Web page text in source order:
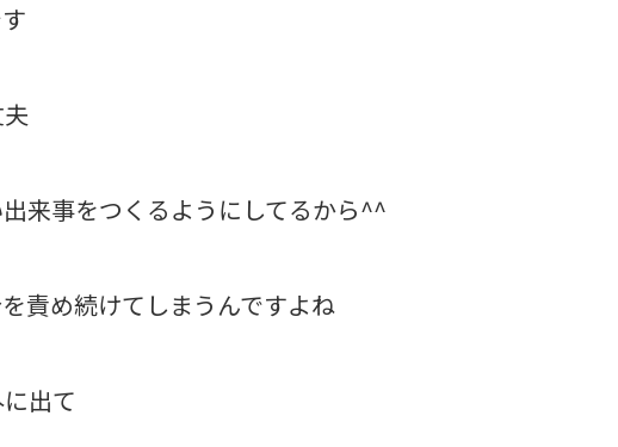
来事をつくるようにしてるから^^
責め続けてしまうんですよね
出て